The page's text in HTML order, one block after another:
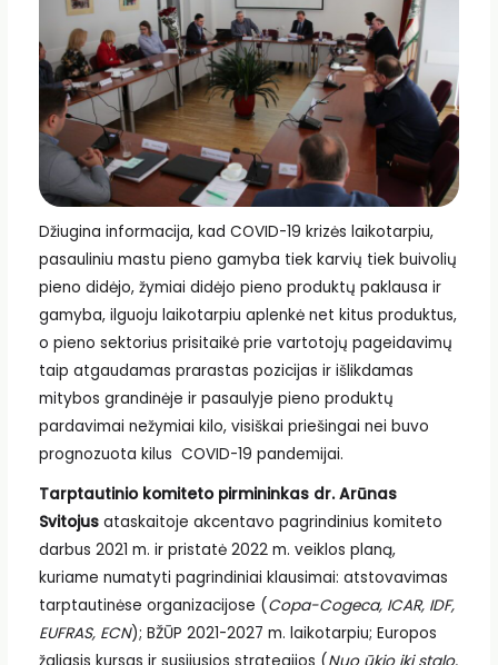
Džiugina informacija, kad COVID-19 krizės laikotarpiu,
pasauliniu mastu pieno gamyba tiek karvių tiek buivolių
pieno didėjo, žymiai didėjo pieno produktų paklausa ir
gamyba, ilguoju laikotarpiu aplenkė net kitus produktus,
o pieno sektorius prisitaikė prie vartotojų pageidavimų
taip atgaudamas prarastas pozicijas ir išlikdamas
mitybos grandinėje ir pasaulyje pieno produktų
pardavimai nežymiai kilo, visiškai priešingai nei buvo
prognozuota kilus COVID-19 pandemijai.
Tarptautinio komiteto pirmininkas dr. Arūnas
Svitojusataskaitoje akcentavo pagrindinius komiteto
darbus 2021 m. ir pristatė 2022 m. veiklos planą,
kuriame numatyti pagrindiniai klausimai: atstovavimas
tarptautinėse organizacijose (Copa-Cogeca, ICAR, IDF,
EUFRAS, ECN); BŽŪP 2021-2027 m. laikotarpiu; Europos